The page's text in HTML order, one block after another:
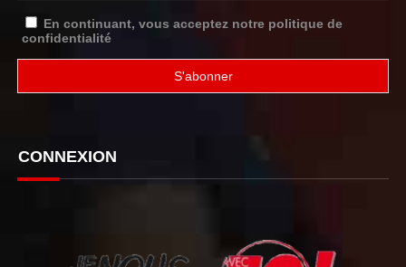
En continuant, vous acceptez notre politique de
confidentialité
CONNEXION